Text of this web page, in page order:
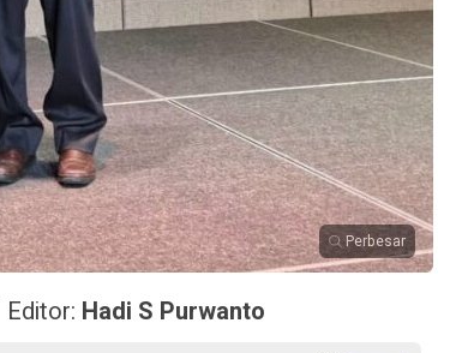
Perbesar
Editor: Hadi S Purwanto